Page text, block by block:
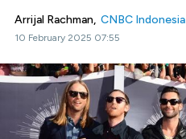
Arrijal Rachman, CNBC Indonesia
10 February 2025 07:55